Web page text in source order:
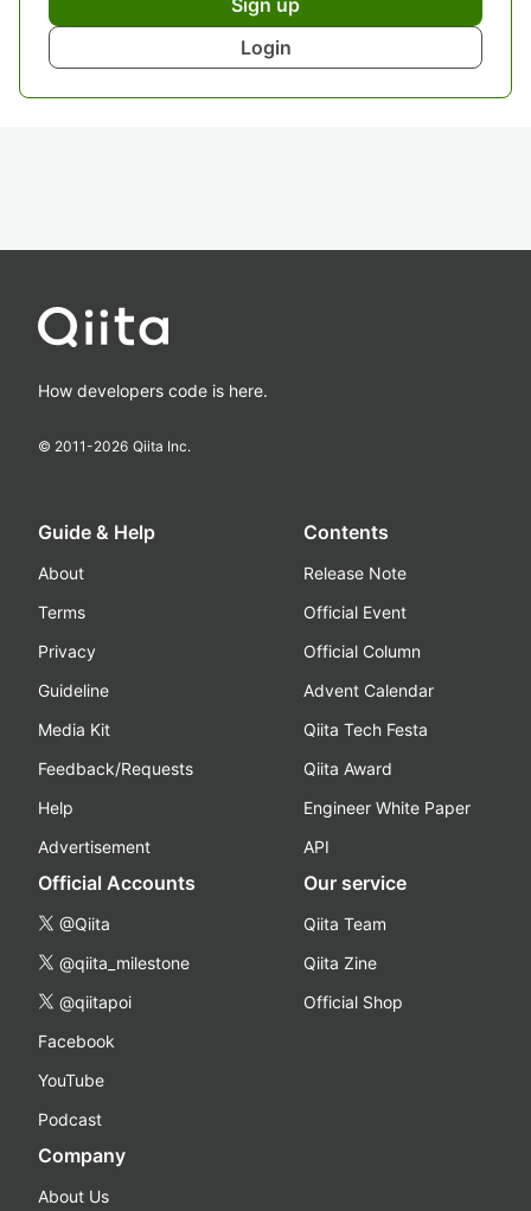
Sign up
Login
How developers code is here.
© 2011-2026 Qiita Inc.
Guide & Help
About
Terms
Privacy
Guideline
Media Kit
Feedback/Requests
Help
Advertisement
Contents
Release Note
Official Event
Official Column
Advent Calendar
Qiita Tech Festa
Qiita Award
Engineer White Paper
API
Official Accounts
@Qiita
@qiita_milestone
@qiitapoi
Facebook
YouTube
Podcast
Our service
Qiita Team
Qiita Zine
Official Shop
Company
About Us